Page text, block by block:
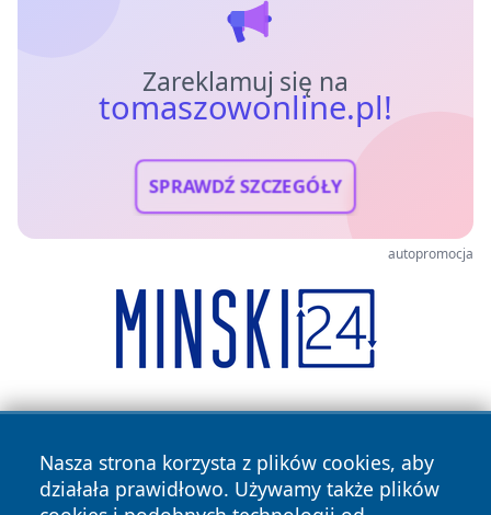
Zareklamuj się na
tomaszowonline.pl!
SPRAWDŹ SZCZEGÓŁY
autopromocja
Nasza strona korzysta z plików cookies, aby
działała prawidłowo. Używamy także plików